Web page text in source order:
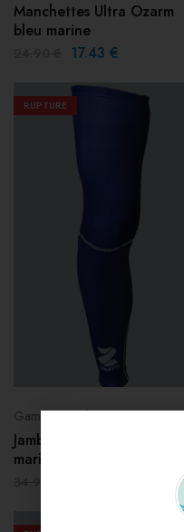
Manchettes Ultra Ozarm
bleu marine
17.43 €
RUPTURE
Gammes Cyclisme
Jambières Ultra Ozarm Bleu
marine